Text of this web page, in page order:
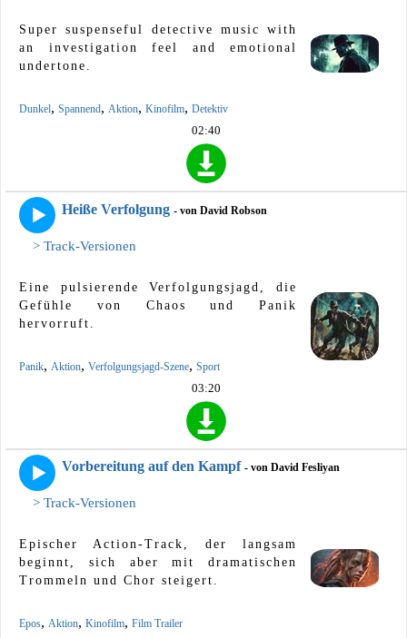
Super suspenseful detective music with
an investigation feel and emotional
undertone.
Dunkel, Spannend, Aktion, Kinofilm, Detektiv
02:40
Heiße Verfolgung - von David Robson
> Track-Versionen
Eine pulsierende Verfolgungsjagd, die
Gefühle von Chaos und Panik
hervorruft.
Panik, Aktion, Verfolgungsjagd-Szene, Sport
03:20
Vorbereitung auf den Kampf - von David Fesliyan
> Track-Versionen
Epischer Action-Track, der langsam
beginnt, sich aber mit dramatischen
Trommeln und Chor steigert.
Epos, Aktion, Kinofilm, Film Trailer